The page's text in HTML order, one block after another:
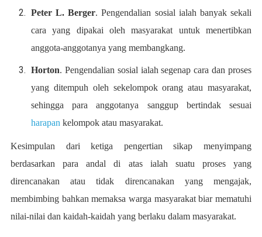
Peter L. Berger. Pengendalian sosial ialah banyak sekali
cara yang dipakai oleh masyarakat untuk menertibkan
anggota-anggotanya yang membangkang.
Horton. Pengendalian sosial ialah segenap cara dan proses
yang ditempuh oleh sekelompok orang atau masyarakat,
sehingga para anggotanya sanggup bertindak sesuai
harapan kelompok atau masyarakat.
Kesimpulan dari ketiga pengertian sikap menyimpang
berdasarkan para andal di atas ialah suatu proses yang
direncanakan atau tidak direncanakan yang mengajak,
membimbing bahkan memaksa warga masyarakat biar mematuhi
nilai-nilai dan kaidah-kaidah yang berlaku dalam masyarakat.